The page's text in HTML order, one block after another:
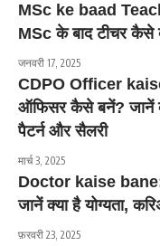
MSc ke baad
MSc के बाद टीचर कैसे
जनवरी 17, 2025
CDPO Officer
ऑफिसर कैसे बनें? जानें
पैटर्न और सैलरी
मार्च 3, 2025
Doctor kaise
जानें क्या है योग्यता,
फ़रवरी 23, 2025